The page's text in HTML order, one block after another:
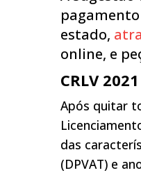
estado,
online, e
CRLV 2021
Após quitar
das
(DPVAT) e